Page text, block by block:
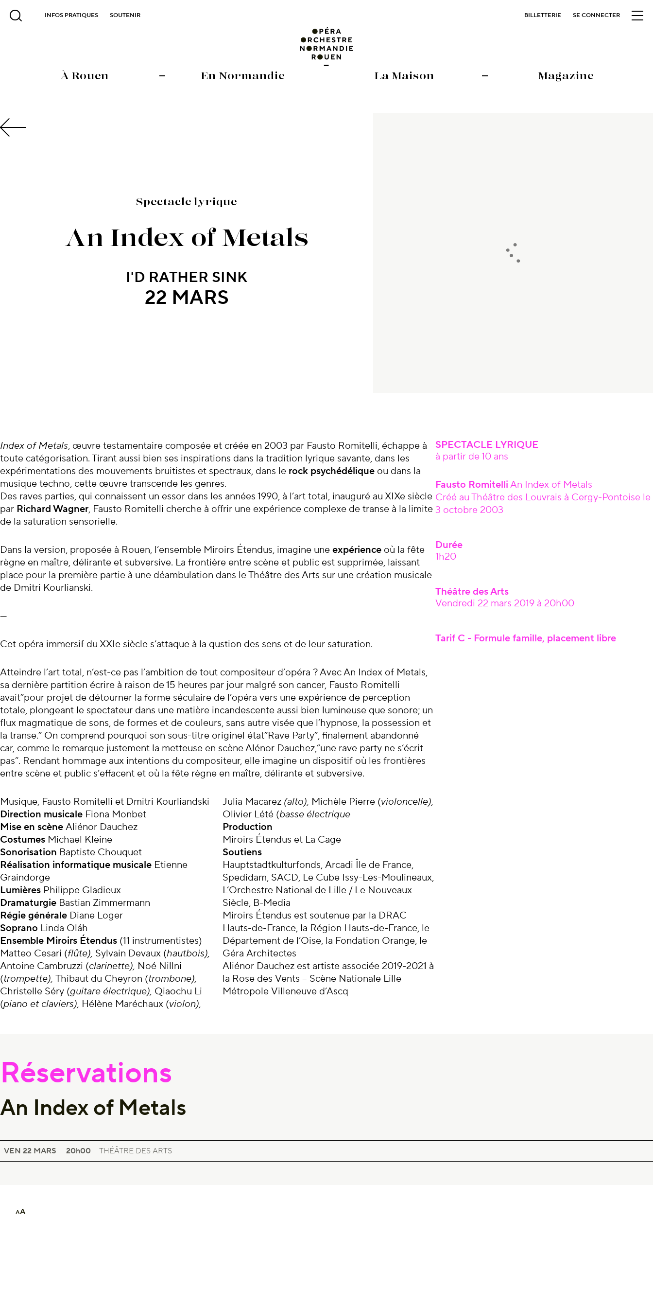
AA
INFOS PRATIQUES SOUTENIR BILLETTERIE SE CONNECTER
À Rouen En Normandie La Maison Magazine
Spectacle lyrique
An Index of Metals
I'D RATHER SINK
22 MARS
À propos du concert
Index of Metals, œuvre testamentaire composée et créée en 2003 par Fausto Romitelli, échappe à
toute catégorisation. Tirant aussi bien ses inspirations dans la tradition lyrique savante, dans les
expérimentations des mouvements bruitistes et spectraux, dans le rock psychédélique ou dans la
musique techno, cette œuvre transcende les genres.
Des raves parties, qui connaissent un essor dans les années 1990, à l’art total, inauguré au XIXe siècle
par Richard Wagner, Fausto Romitelli cherche à offrir une expérience complexe de transe à la limite
de la saturation sensorielle.
Dans la version, proposée à Rouen, l’ensemble Miroirs Étendus, imagine uneexpérience où la fête
règne en maître, délirante et subversive. La frontière entre scène et public est supprimée, laissant
place pour la première partie à une déambulation dans le Théâtre des Arts sur une création musicale
de Dmitri Kourlianski.
—
Cet opéra immersif du XXIe siècle s’attaque à la qustion des sens et de leur saturation.
Atteindre l’art total, n’est-ce pas l’ambition de tout compositeur d’opéra ? Avec An Index of Metals,
sa dernière partition écrire à raison de 15 heures par jour malgré son cancer, Fausto Romitelli
avait”pour projet de détourner la forme séculaire de l’opéra vers une expérience de perception
totale, plongeant le spectateur dans une matière incandescente aussi bien lumineuse que sonore; un
flux magmatique de sons, de formes et de couleurs, sans autre visée que l’hypnose, la possession et
la transe.” On comprend pourquoi son sous-titre originel état”Rave Party”, finalement abandonné
car, comme le remarque justement la metteuse en scène Alénor Dauchez,”une rave party ne s’écrit
pas”. Rendant hommage aux intentions du compositeur, elle imagine un dispositif où les frontières
entre scène et public s’effacent et où la fête règne en maître, délirante et subversive.
Musique, Fausto Romitelli et Dmitri Kourliandski
Direction musicale Fiona Monbet
Mise en scèneAliénor Dauchez
Costumes Michael Kleine
Sonorisation Baptiste Chouquet
Réalisation informatique musicale Etienne
Graindorge
Lumières Philippe Gladieux
Dramaturgie Bastian Zimmermann
Régie générale Diane Loger
Soprano Linda Oláh
Ensemble Miroirs Étendus (11 instrumentistes)
Matteo Cesari (flûte), Sylvain Devaux (hautbois),
Antoine Cambruzzi (clarinette), Noé Nillni
(trompette), Thibaut du Cheyron (trombone),
Christelle Séry (guitare électrique), Qiaochu Li
(piano et claviers), Hélène Maréchaux (violon),
Julia Macarez (alto), Michèle Pierre (violoncelle),
Olivier Lété (basse électrique
Production
Miroirs Étendus et La Cage
Soutiens
Hauptstadtkulturfonds, Arcadi Île de France,
Spedidam, SACD, Le Cube Issy-Les-Moulineaux,
L’Orchestre National de Lille / Le Nouveaux
Siècle, B-Media
Miroirs Étendus est soutenue par la DRAC
Hauts-de-France, la Région Hauts-de-France, le
Département de l’Oise, la Fondation Orange, le
Géra Architectes
Aliénor Dauchez est artiste associée 2019-2021 à
la Rose des Vents – Scène Nationale Lille
Métropole Villeneuve d’Ascq
SPECTACLE LYRIQUE
à partir de 10 ans
Fausto RomitelliAn Index of Metals
Créé au Théâtre des Louvrais à Cergy-Pontoise le
3 octobre 2003
Durée
1h20
Théâtre des Arts
Vendredi 22 mars 2019 à 20h00
Tarif C - Formule famille, placement libre
Réservations
An Index of Metals
VEN 22 MARS 20h00
AN INDEX OF METALS
SPECTACLE LYRIQUE THÉÂTRE DES ARTS